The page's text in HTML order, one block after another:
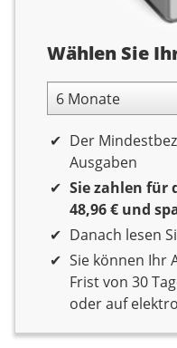
Abolaufzeit
Wählen Sie
6 Monate Laufzeit
Der
Ausgaben
Sie zahlen für
48,96 € und
Danach lesen
Sie können Ihr
Frist von 30
oder auf